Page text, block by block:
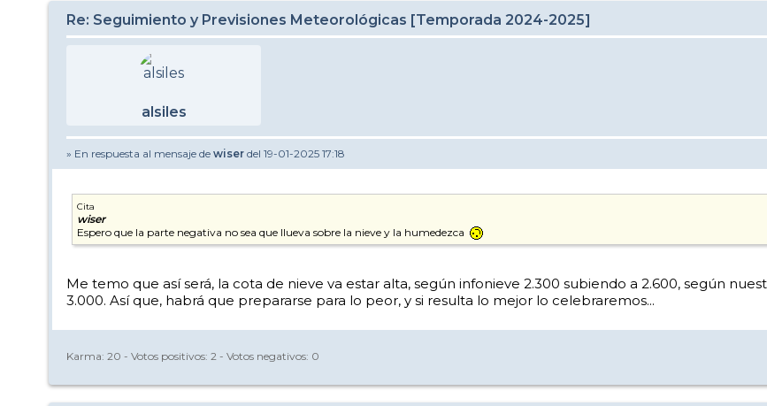
Re: Seguimiento y Previsiones Meteorológicas [Temporada 2024-2025]
alsiles
» En respuesta al mensaje de wiser del 19-01-2025 17:18
Cita
wiser
Espero que la parte negativa no sea que llueva sobre la nieve y la humedezca
Me temo que así será, la cota de nieve va estar alta, según infonieve 2.300 subiendo a 2.600, según
3.000. Así que, habrá que prepararse para lo peor, y si resulta lo mejor lo celebraremos...
Karma: 20 - Votos positivos: 2 - Votos negativos: 0